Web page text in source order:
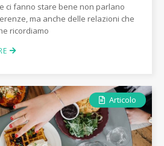
ci fanno stare bene non parlano
ma anche delle relazioni che
ricordiamo
Articolo